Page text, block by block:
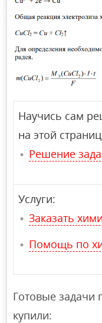
Научись сам
на этой
Решение
Услуги:
Заказать
Помощь по
Готовые задачи
купили: